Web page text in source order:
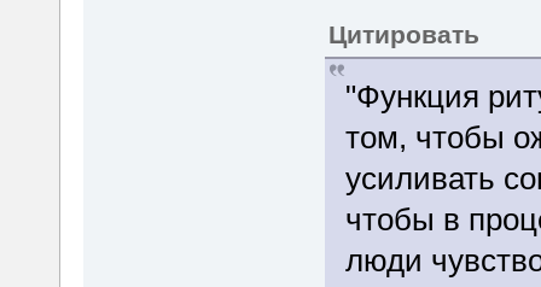
Цитировать
"Функция
том, чтобы
усиливать
чтобы в
люди